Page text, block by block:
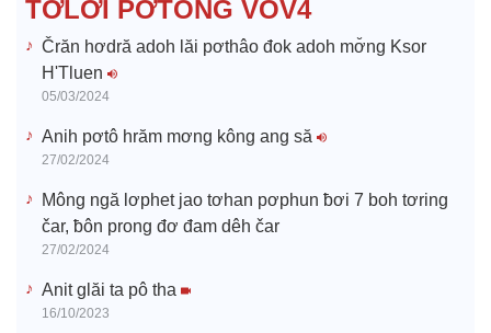
e
TƠLƠI PƠTŎNG VOV4
Črăn hơdră adoh lăi pơthâo đok adoh mơ̆ng Ksor
H'Tluen
05/03/2024
Anih pơtô hrăm mơng kông ang să
27/02/2024
Mông ngă lơphet jao tơhan pơphun ƀơi 7 boh tơring
čar, ƀôn prong đơ đam dêh čar
27/02/2024
Anit glăi ta pô tha
16/10/2023